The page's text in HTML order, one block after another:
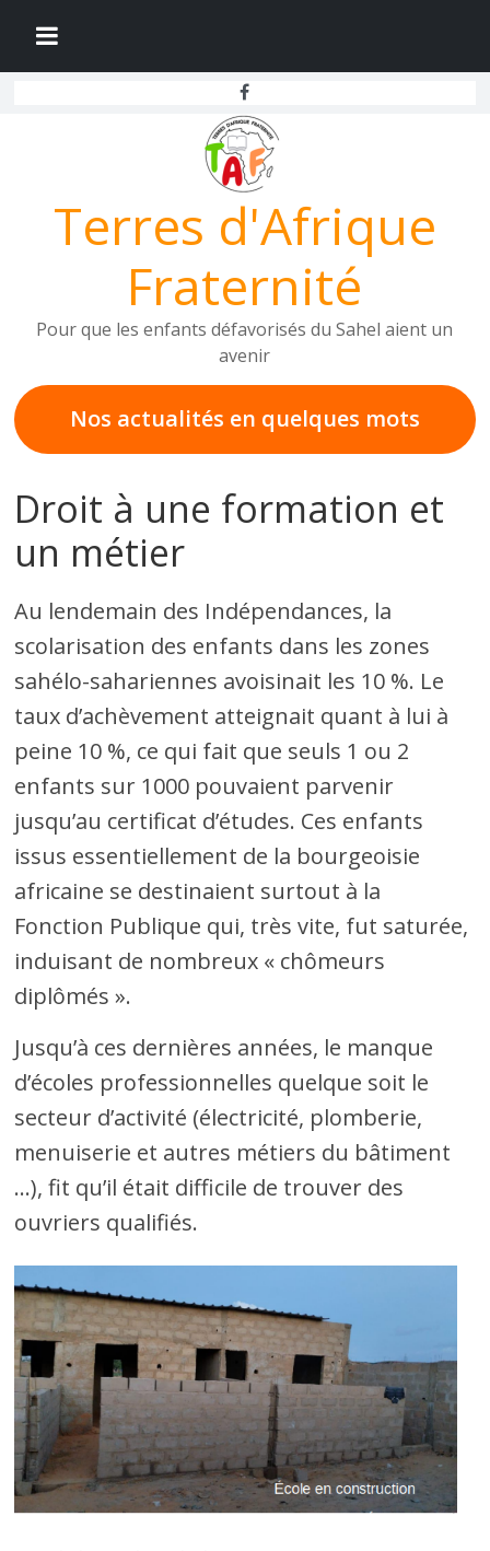
contenu
Terres d'Afrique
Fraternité
Pour que les enfants défavorisés du Sahel aient un
avenir
Nos actualités en quelques mots
Droit à une formation et
un métier
Au lendemain des Indépendances, la
scolarisation des enfants dans les zones
sahélo-sahariennes avoisinait les 10 %. Le
taux d’achèvement atteignait quant à lui à
peine 10 %, ce qui fait que seuls 1 ou 2
enfants sur 1000 pouvaient parvenir
jusqu’au certificat d’études. Ces enfants
issus essentiellement de la bourgeoisie
africaine se destinaient surtout à la
Fonction Publique qui, très vite, fut saturée,
induisant de nombreux « chômeurs
diplômés ».
Jusqu’à ces dernières années, le manque
d’écoles professionnelles quelque soit le
secteur d’activité (électricité, plomberie,
menuiserie et autres métiers du bâtiment
…), fit qu’il était difficile de trouver des
ouvriers qualifiés.